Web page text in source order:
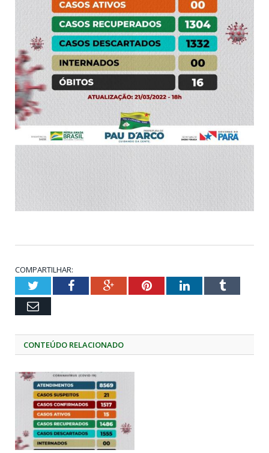
COMPARTILHAR:
TwitterFacebookGoogle+PinterestLinkedInTumblr
Email
CONTEÚDO RELACIONADO